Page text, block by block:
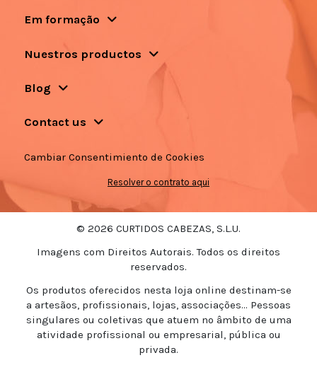
Em formação
Nuestros productos
Blog
Contact us
Cambiar Consentimiento de Cookies
Resolver o contrato aqui
© 2026 CURTIDOS CABEZAS, S.L.U.
Imagens com Direitos Autorais. Todos os direitos
reservados.
Os produtos oferecidos nesta loja online destinam-se
a artesãos, profissionais, lojas, associações... Pessoas
singulares ou coletivas que atuem no âmbito de uma
atividade profissional ou empresarial, pública ou
privada.